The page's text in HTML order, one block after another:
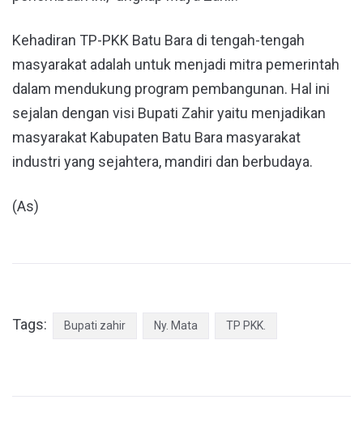
Kehadiran TP-PKK Batu Bara di tengah-tengah
masyarakat adalah untuk menjadi mitra pemerintah
dalam mendukung program pembangunan. Hal ini
sejalan dengan visi Bupati Zahir yaitu menjadikan
masyarakat Kabupaten Batu Bara masyarakat
industri yang sejahtera, mandiri dan berbudaya.
(As)
Tags: Bupati zahir Ny. Mata TP PKK.